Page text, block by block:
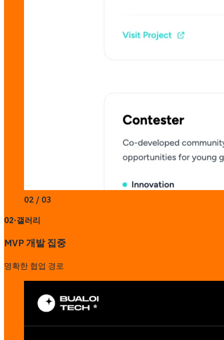
02 / 03
02·갤러리
MVP 개발 집중
명확한 협업 경로